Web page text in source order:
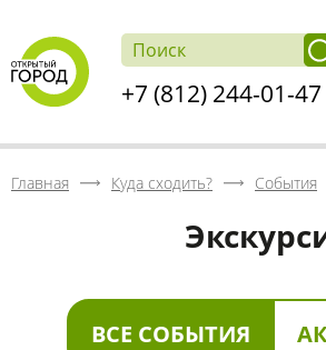
+7 (812) 244-01-47
Главная Куда сходить? События
ВСЕ СОБЫТИЯ